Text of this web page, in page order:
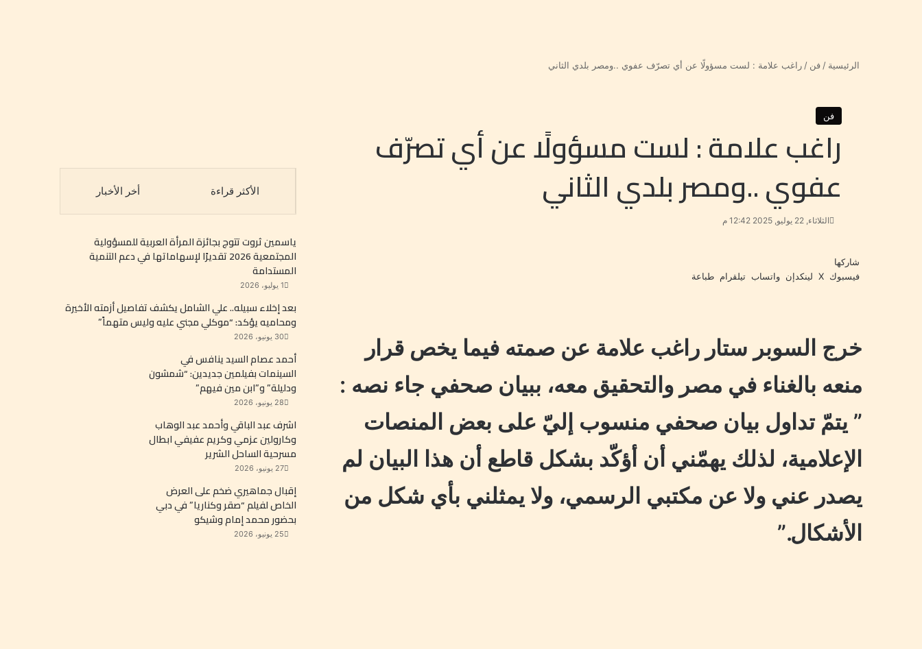
الرئيسية / فن / راغب علامة : لست مسؤولًا عن أي تصرّف عفوي ..ومصر بلدي الثاني
فن
راغب علامة : لست مسؤولًا عن أي تصرّف
عفوي ..ومصر بلدي الثاني
الثلاثاء, 22 يوليو, 2025 12:42 م
شاركها
فيسبوك ‫X لينكدإن واتساب تيلقرام طباعة
خرج السوبر ستار راغب علامة عن صمته فيما يخص قرار
منعه بالغناء في مصر والتحقيق معه، ببيان صحفي جاء نصه :
” يتمّ تداول بيان صحفي منسوب إليّ على بعض المنصات
الإعلامية، لذلك يهمّني أن أؤكّد بشكل قاطع أن هذا البيان لم
يصدر عني ولا عن مكتبي الرسمي، ولا يمثلني بأي شكل من
الأشكال.”
الأكثر قراءة أخر الأخبار
ياسمين ثروت تتوج بجائزة المرأة العربية للمسؤولية
المجتمعية 2026 تقديرًا لإسهاماتها في دعم التنمية
المستدامة
1 يوليو، 2026
بعد إخلاء سبيله.. علي الشامل يكشف تفاصيل أزمته الأخيرة
ومحاميه يؤكد: “موكلي مجني عليه وليس متهماً”
30 يونيو، 2026
أحمد عصام السيد ينافس في
السينمات بفيلمين جديدين: “شمشون
ودليلة” و”ابن مين فيهم”
28 يونيو، 2026
اشرف عبد الباقي وأحمد عبد الوهاب
وكارولين عزمي وكريم عفيفي ابطال
مسرحية الساحل الشرير
27 يونيو، 2026
إقبال جماهيري ضخم على العرض
الخاص لفيلم “صقر وكناريا” في دبي
بحضور محمد إمام وشيكو
25 يونيو، 2026